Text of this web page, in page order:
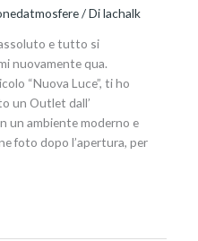
/ Dilachalk
e tutto si
nuovamente qua.
“Nuova Luce”, ti ho
un Outlet dall’
un ambiente moderno e
foto dopo l’apertura, per